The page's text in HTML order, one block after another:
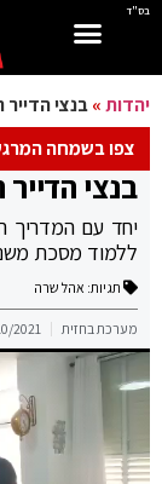
בס"ד
יהדות»בנצי הדייר
צפו בשמחה
בנצי
יחד עם המדריך
ללמוד מסכת
תגיות: אהל שרה
מערכת בחזית 2021